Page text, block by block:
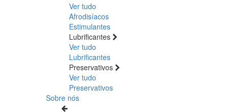
Ver tudo
Afrodisíacos
Estimulantes
Lubrificantes
Ver tudo
Lubrificantes
Preservativos
Ver tudo
Preservativos
Sobre nós